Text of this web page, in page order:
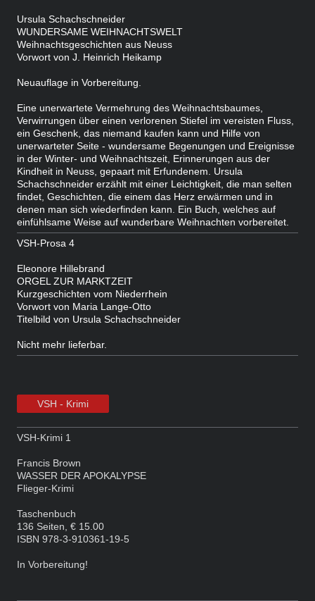
Ursula Schachschneider
WUNDERSAME WEIHNACHTSWELT
Weihnachtsgeschichten aus Neuss
Vorwort von J. Heinrich Heikamp
Neuauflage in Vorbereitung.
Eine unerwartete Vermehrung des Weihnachtsbaumes,
Verwirrungen über einen verlorenen Stiefel im vereisten Fluss,
ein Geschenk, das niemand kaufen kann und Hilfe von
unerwarteter Seite - wundersame Begenungen und Ereignisse
in der Winter- und Weihnachtszeit, Erinnerungen aus der
Kindheit in Neuss, gepaart mit Erfundenem. Ursula
Schachschneider erzählt mit einer Leichtigkeit, die man selten
findet, Geschichten, die einem das Herz erwärmen und in
denen man sich wiederfinden kann. Ein Buch, welches auf
einfühlsame Weise auf wunderbare Weihnachten vorbereitet.
VSH-Prosa 4
Eleonore Hillebrand
ORGEL ZUR MARKTZEIT
Kurzgeschichten vom Niederrhein
Vorwort von Maria Lange-Otto
Titelbild von Ursula Schachschneider
Nicht mehr lieferbar.
VSH - Krimi
VSH-Krimi 1
Francis Brown
WASSER DER APOKALYPSE
Flieger-Krimi
Taschenbuch
136 Seiten, € 15.00
ISBN 978-3-910361-19-5
In Vorbereitung!